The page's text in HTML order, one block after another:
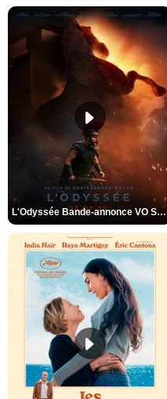
L'Odyssée Bande-annonce VO STFR